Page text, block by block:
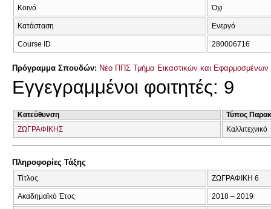
Κοινό Όχι
Κατάσταση Ενεργό
Course ID 280006716
Πρόγραμμα Σπουδών: Νέο ΠΠΣ Τμήμα Εικαστικών και
Εγγεγραμμένοι φοιτητές: 9
Κατεύθυνση
Τύπος
ΖΩΓΡΑΦΙΚΗΣ
Καλλιτεχνικό
Πληροφορίες Τάξης
Τίτλος ΖΩΓΡΑΦΙΚΗ 6
Ακαδημαϊκό Έτος 2018 – 2019